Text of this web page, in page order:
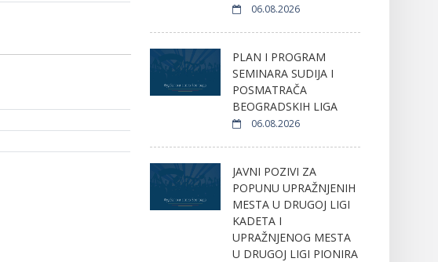
06.08.2026
PLAN I PROGRAM
SEMINARA SUDIJA I
POSMATRAČA
BEOGRADSKIH LIGA
06.08.2026
JAVNI POZIVI ZA
POPUNU UPRAŽNJENIH
MESTA U DRUGOJ LIGI
KADETA I
UPRAŽNJENOG MESTA
U DRUGOJ LIGI PIONIRA